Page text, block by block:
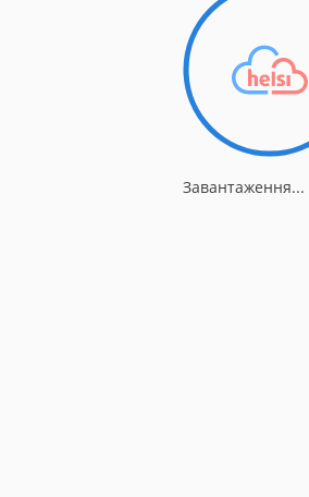
Завантаження...